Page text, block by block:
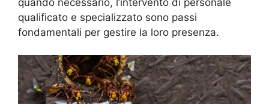
qualificato e specializzato sono passi
fondamentali per gestire la loro presenza.